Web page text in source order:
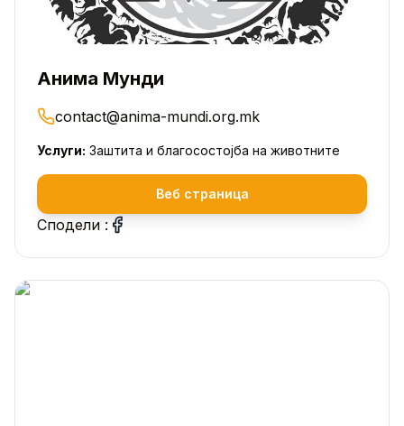
Анима Мунди
contact@anima-mundi.org.mk
Услуги: Заштита и благосостојба на животните
Веб страница
Сподели :